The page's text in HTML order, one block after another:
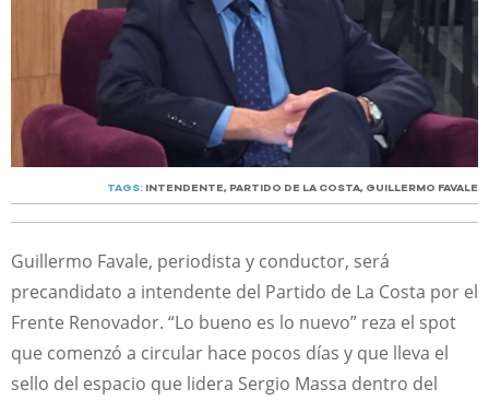
TAGS: INTENDENTE, PARTIDO DE LA COSTA, GUILLERMO FAVALE
Guillermo Favale, periodista y conductor, será
precandidato a intendente del Partido de La Costa por el
Frente Renovador. “Lo bueno es lo nuevo” reza el spot
que comenzó a circular hace pocos días y que lleva el
sello del espacio que lidera Sergio Massa dentro del